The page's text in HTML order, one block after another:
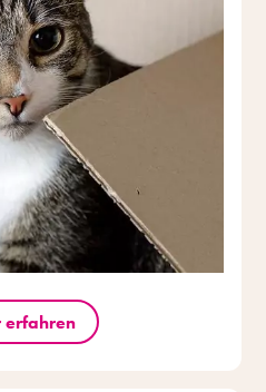
erfahren